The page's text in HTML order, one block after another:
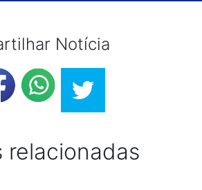
Notícia
relacionadas